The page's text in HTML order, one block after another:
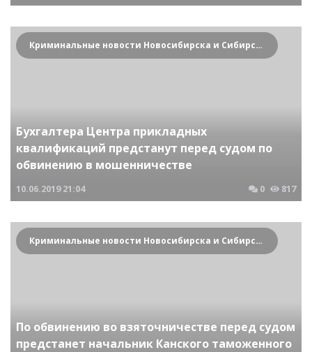
Криминальные новости Новосибирска и Сибирского региона
Бухгалтера Центра прикладных
квалификаций предстанут перед судом по
обвинению в мошенничестве
10.06.2019 21:04 0 817
Криминальные новости Новосибирска и Сибирского региона
По обвинению во взяточничестве перед судом
предстанет начальник Канского таможенного